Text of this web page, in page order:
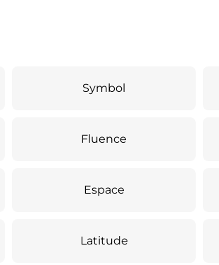
Symbol
Fluence
Espace
Latitude